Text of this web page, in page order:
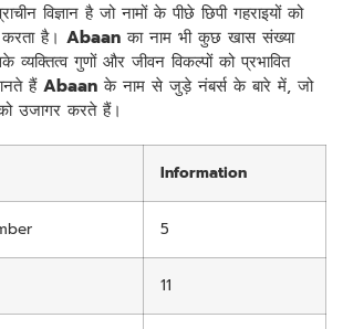
विज्ञान है जो नामों के पीछे छिपी गहराइयों को
है। Abaan का नाम भी कुछ खास संख्या
व्यक्तित्व गुणों और जीवन विकल्पों को प्रभावित
हैं Abaan के नाम से जुड़े नंबर्स के बारे में, जो
उजागर करते हैं।
Information
5
11